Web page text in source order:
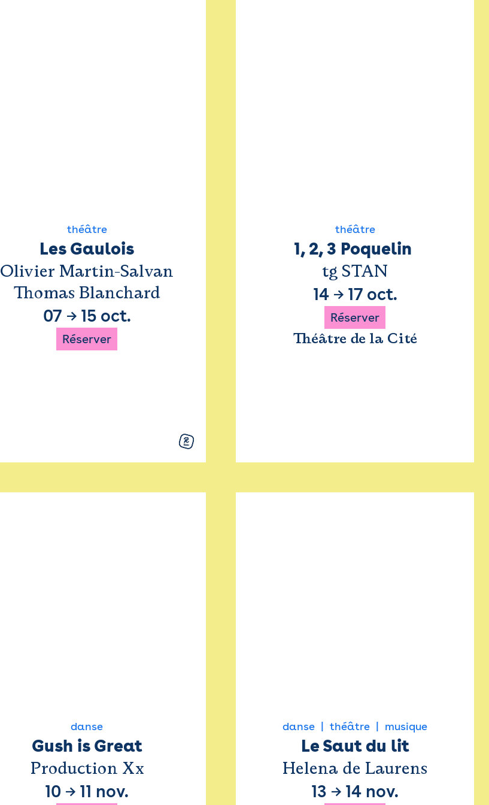
théâtre
Les Gaulois
Olivier Martin-Salvan
Thomas Blanchard
07 → 15 oct.
Réserver
théâtre
1, 2, 3 Poquelin
tg STAN
14→ 17 oct.
Réserver
Théâtre de la Cité
danse
Gush is Great
Production Xx
10 → 11 nov.
danse théâtre musique
Le Saut du lit
Helena de Laurens
13 → 14 nov.